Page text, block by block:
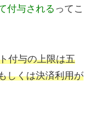
付与される ってこ
付与の上限は五
しくは決済利用が